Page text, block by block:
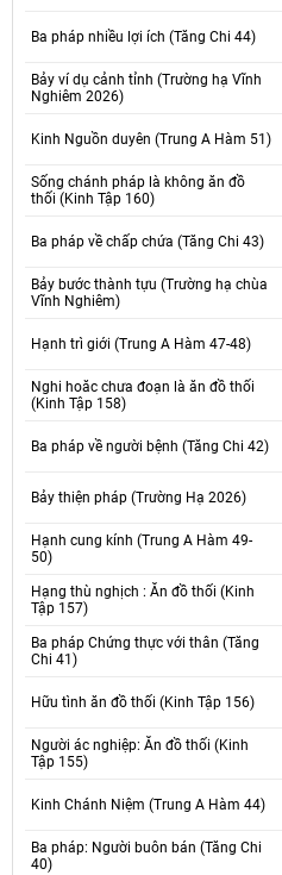
Ba pháp nhiều lợi ích (Tăng Chi 44)
Bảy ví dụ cảnh tỉnh (Trường hạ Vĩnh
Nghiêm 2026)
Kinh Nguồn duyên (Trung A Hàm 51)
Sống chánh pháp là không ăn đồ
thối (Kinh Tập 160)
Ba pháp về chấp chứa (Tăng Chi 43)
Bảy bước thành tựu (Trường hạ chùa
Vĩnh Nghiêm)
Hạnh trì giới (Trung A Hàm 47-48)
Nghi hoăc chưa đoạn là ăn đồ thối
(Kinh Tập 158)
Ba pháp về người bệnh (Tăng Chi 42)
Bảy thiện pháp (Trường Hạ 2026)
Hạnh cung kính (Trung A Hàm 49-
50)
Hạng thù nghịch : Ăn đồ thối (Kinh
Tập 157)
Ba pháp Chứng thực với thân (Tăng
Chi 41)
Hữu tình ăn đồ thối (Kinh Tập 156)
Người ác nghiệp: Ăn đồ thối (Kinh
Tập 155)
Kinh Chánh Niệm (Trung A Hàm 44)
Ba pháp: Người buôn bán (Tăng Chi
40)